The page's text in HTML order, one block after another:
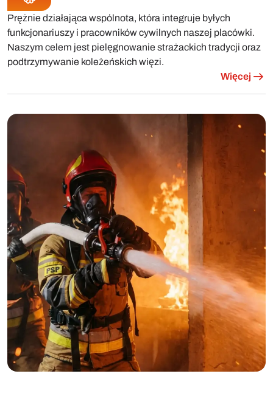
Prężnie działająca wspólnota, która integruje byłych
funkcjonariuszy i pracowników cywilnych naszej placówki.
Naszym celem jest pielęgnowanie strażackich tradycji oraz
podtrzymywanie koleżeńskich więzi.
Więcej